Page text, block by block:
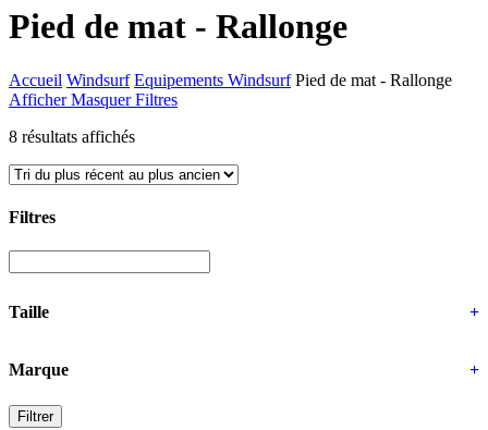
Pied de mat - Rallonge
Accueil Windsurf Equipements Windsurf Pied de mat - Rallonge
Afficher Masquer Filtres
8 résultats affichésTrié
plus
ancien
Filtres
Filters
Taille +
Marque +
Filtrer